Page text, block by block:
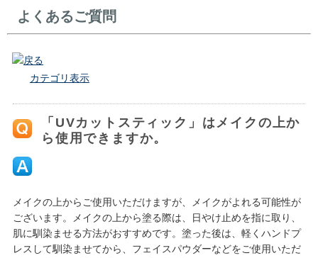
よくあるご質問
戻る
カテゴリ表示
「UVカットスティック」はメイクの上か
ら使用できますか。
メイクの上からご使用いただけますが、メイクがよれる可能性が
ございます。メイクの上から塗る際は、日やけ止めを指に取り、
肌に馴染ませる方法がおすすめです。塗った後は、軽くハンドプ
レスして馴染ませてから、フェイスパウダーなどをご使用いただ